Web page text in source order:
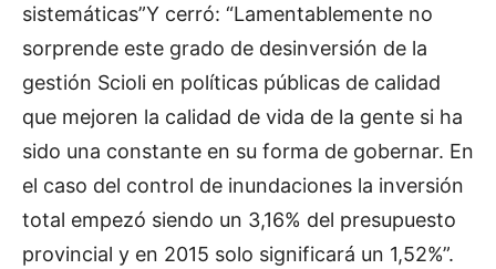
sistemáticas”Y cerró: “Lamentablemente no
sorprende este grado de desinversión de la
gestión Scioli en políticas públicas de calidad
que mejoren la calidad de vida de la gente si ha
sido una constante en su forma de gobernar. En
el caso del control de inundaciones la inversión
total empezó siendo un 3,16% del presupuesto
provincial y en 2015 solo significará un 1,52%”.